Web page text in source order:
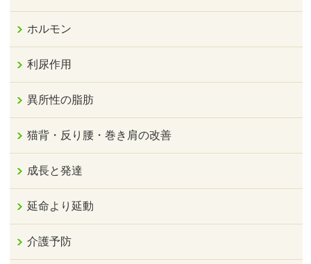
ホルモン
利尿作用
異所性の脂肪
猫背・反り腰・巻き肩の改善
成長と発達
延命より延動
介護予防